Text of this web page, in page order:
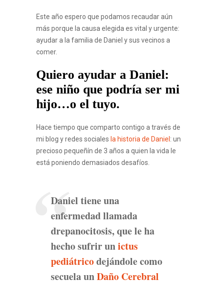
Este año espero que podamos recaudar aún
más porque la causa elegida es vital y urgente:
ayudar a la familia de Daniel y sus vecinos a
comer.
Quiero ayudar a Daniel:
ese niño que podría ser mi
hijo…o el tuyo.
Hace tiempo que comparto contigo a través de
mi blog y redes sociales la historia de Daniel : un
precioso pequeñín de 3 años a quien la vida le
está poniendo demasiados desafíos.
Daniel tiene una
enfermedad llamada
drepanocitosis, que le ha
hecho sufrir unictus
pediátricodejándole como
secuela unDaño Cerebral